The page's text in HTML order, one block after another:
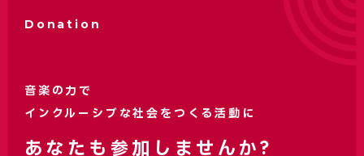
Donation
音楽の力で
インクルーシブな社会をつくる活動に
あなたも参加しませんか?